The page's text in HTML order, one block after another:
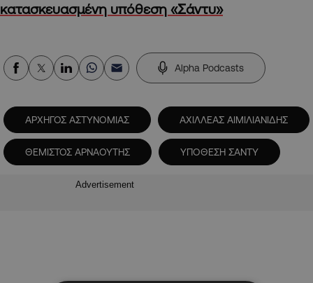
κατασκευασμένη υπόθεση «Σάντυ»
Alpha Podcasts
ΑΡΧΗΓΟΣ ΑΣΤΥΝΟΜΙΑΣ ΑΧΙΛΛΕΑΣ ΑΙΜΙΛΙΑΝΙΔΗΣ
ΘΕΜΙΣΤΟΣ ΑΡΝΑΟΥΤΗΣ ΥΠΟΘΕΣΗ ΣΑΝΤΥ
Advertisement